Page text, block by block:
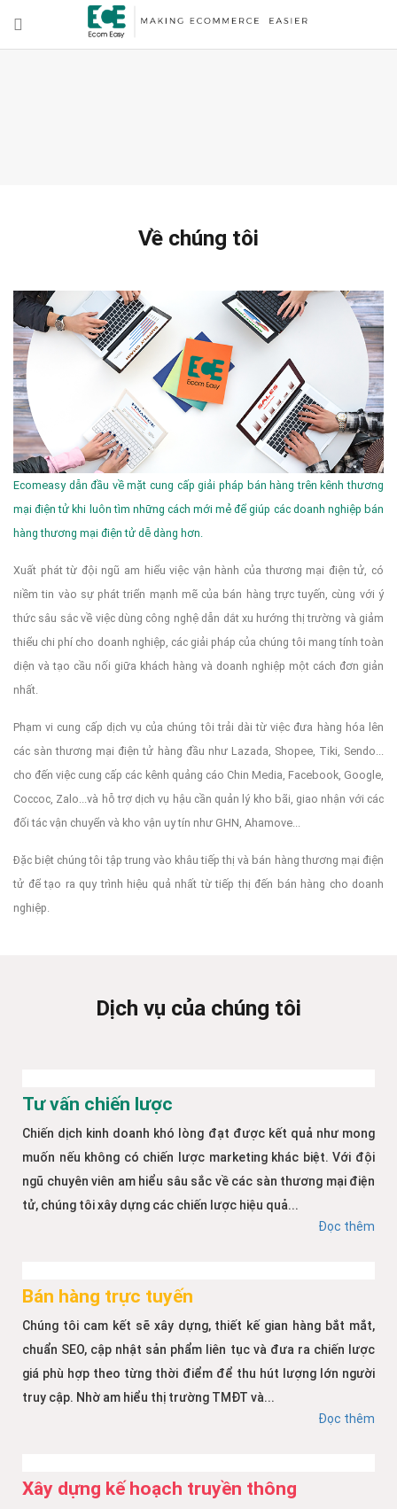
Về chúng tôi
Ecomeasy dẫn đầu về mặt cung cấp giải pháp bán hàng trên kênh thương
mại điện tử khi luôn tìm những cách mới mẻ để giúp các doanh nghiệp bán
hàng thương mại điện tử dễ dàng hơn.
Xuất phát từ đội ngũ am hiểu việc vận hành của thương mại điện tử, có
niềm tin vào sự phát triển mạnh mẽ của bán hàng trực tuyến, cùng với ý
thức sâu sắc về việc dùng công nghệ dẫn dắt xu hướng thị trường và giảm
thiểu chi phí cho doanh nghiệp, các giải pháp của chúng tôi mang tính toàn
diện và tạo cầu nối giữa khách hàng và doanh nghiệp một cách đơn giản
nhất.
Phạm vi cung cấp dịch vụ của chúng tôi trải dài từ việc đưa hàng hóa lên
các sàn thương mại điện tử hàng đầu như Lazada, Shopee, Tiki, Sendo...
cho đến việc cung cấp các kênh quảng cáo Chin Media, Facebook, Google,
Coccoc, Zalo...và hỗ trợ dịch vụ hậu cần quản lý kho bãi, giao nhận với các
đối tác vận chuyển và kho vận uy tín như GHN, Ahamove...
Đặc biệt chúng tôi tập trung vào khâu tiếp thị và bán hàng thương mại điện
tử để tạo ra quy trình hiệu quả nhất từ tiếp thị đến bán hàng cho doanh
nghiệp.
Dịch vụ của chúng tôi
Tư vấn chiến lược
Chiến dịch kinh doanh khó lòng đạt được kết quả như mong
muốn nếu không có chiến lược marketing khác biệt. Với đội
ngũ chuyên viên am hiểu sâu sắc về các sàn thương mại điện
tử, chúng tôi xây dựng các chiến lược hiệu quả...
Đọc thêm
Bán hàng trực tuyến
Chúng tôi cam kết sẽ xây dựng, thiết kế gian hàng bắt mắt,
chuẩn SEO, cập nhật sản phẩm liên tục và đưa ra chiến lược
giá phù hợp theo từng thời điểm để thu hút lượng lớn người
truy cập. Nhờ am hiểu thị trường TMĐT và...
Đọc thêm
Xây dựng kế hoạch truyền thông